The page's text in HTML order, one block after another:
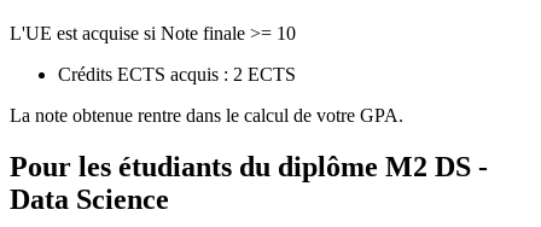
L'UE est acquise si Note finale >= 10
Crédits ECTS acquis : 2 ECTS
La note obtenue rentre dans le calcul de votre GPA.
Pour les étudiants du diplôme M2 DS -
Data Science